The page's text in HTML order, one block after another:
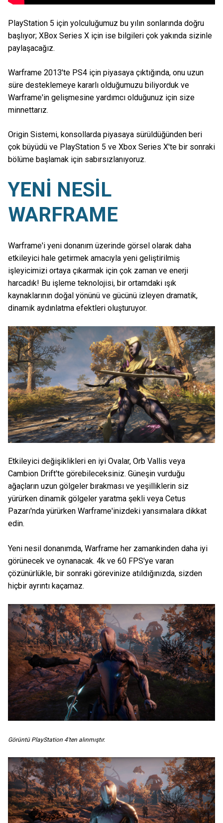
PlayStation 5 için yolculuğumuz bu yılın sonlarında doğru
başlıyor; XBox Series X için ise bilgileri çok yakında sizinle
paylaşacağız.
Warframe 2013'te PS4 için piyasaya çıktığında, onu uzun
süre desteklemeye kararlı olduğumuzu biliyorduk ve
Warframe'in gelişmesine yardımcı olduğunuz için size
minnettarız.
Origin Sistemi, konsollarda piyasaya sürüldüğünden beri
çok büyüdü ve PlayStation 5 ve Xbox Series X'te bir sonraki
bölüme başlamak için sabırsızlanıyoruz.
YENİ NESİL
WARFRAME
Warframe'i yeni donanım üzerinde görsel olarak daha
etkileyici hale getirmek amacıyla yeni geliştirilmiş
işleyicimizi ortaya çıkarmak için çok zaman ve enerji
harcadık! Bu işleme teknolojisi, bir ortamdaki ışık
kaynaklarının doğal yönünü ve gücünü izleyen dramatik,
dinamik aydınlatma efektleri oluşturuyor.
Etkileyici değişiklikleri en iyi Ovalar, Orb Vallis veya
Cambion Drift'te görebileceksiniz. Güneşin vurduğu
ağaçların uzun gölgeler bırakması ve yeşilliklerin siz
yürürken dinamik gölgeler yaratma şekli veya Cetus
Pazarı'nda yürürken Warframe'inizdeki yansımalara dikkat
edin.
Yeni nesil donanımda, Warframe her zamankinden daha iyi
görünecek ve oynanacak. 4k ve 60 FPS'ye varan
çözünürlükle, bir sonraki görevinize atıldığınızda, sizden
hiçbir ayrıntı kaçamaz.
Görüntü PlayStation 4'ten alınmıştır.